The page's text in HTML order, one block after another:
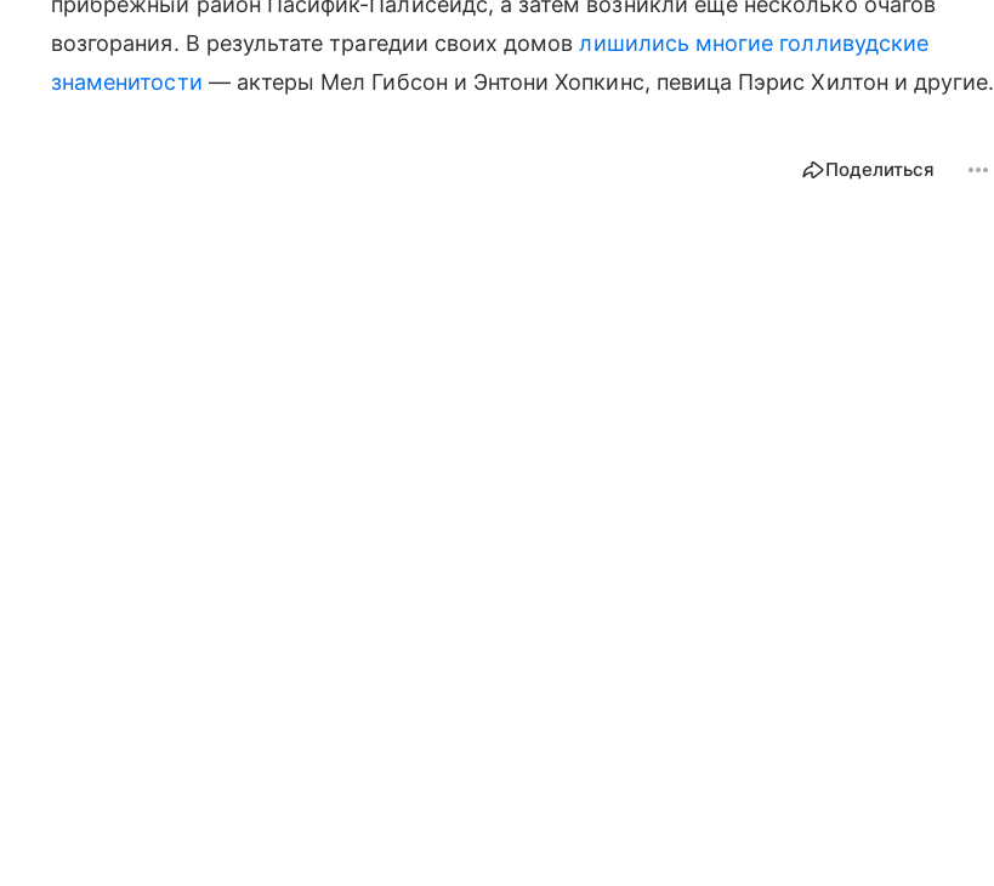
возгорания. В результате трагедии своих домовлишились многие голливудские
знаменитости — актеры Мел Гибсон и Энтони Хопкинс, певица Пэрис Хилтон и другие.
Поделиться